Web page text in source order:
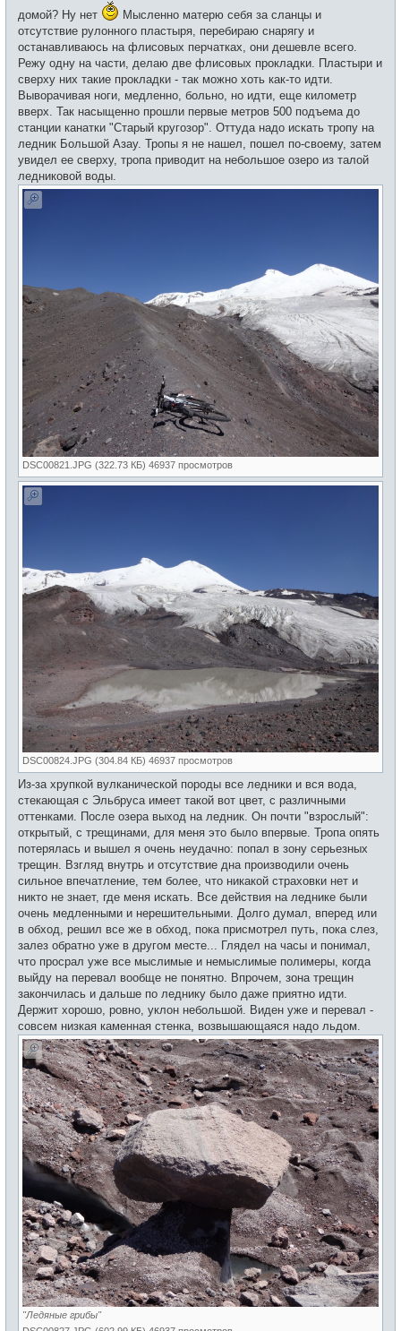
домой? Ну нет
Мысленно матерю себя за сланцы и
отсутствие рулонного пластыря, перебираю снарягу и
останавливаюсь на флисовых перчатках, они дешевле всего.
Режу одну на части, делаю две флисовых прокладки. Пластыри и
сверху них такие прокладки - так можно хоть как-то идти.
Выворачивая ноги, медленно, больно, но идти, еще километр
вверх. Так насыщенно прошли первые метров 500 подъема до
станции канатки "Старый кругозор". Оттуда надо искать тропу на
ледник Большой Азау. Тропы я не нашел, пошел по-своему, затем
увидел ее сверху, тропа приводит на небольшое озеро из талой
ледниковой воды.
DSC00821.JPG (322.73 КБ) 46937 просмотров
DSC00824.JPG (304.84 КБ) 46937 просмотров
Из-за хрупкой вулканической породы все ледники и вся вода,
стекающая с Эльбруса имеет такой вот цвет, с различными
оттенками. После озера выход на ледник. Он почти "взрослый":
открытый, с трещинами, для меня это было впервые. Тропа опять
потерялась и вышел я очень неудачно: попал в зону серьезных
трещин. Взгляд внутрь и отсутствие дна производили очень
сильное впечатление, тем более, что никакой страховки нет и
никто не знает, где меня искать. Все действия на леднике были
очень медленными и нерешительными. Долго думал, вперед или
в обход, решил все же в обход, пока присмотрел путь, пока слез,
залез обратно уже в другом месте... Глядел на часы и понимал,
что просрал уже все мыслимые и немыслимые полимеры, когда
выйду на перевал вообще не понятно. Впрочем, зона трещин
закончилась и дальше по леднику было даже приятно идти.
Держит хорошо, ровно, уклон небольшой. Виден уже и перевал -
совсем низкая каменная стенка, возвышающаяся надо льдом.
"Ледяные грибы"